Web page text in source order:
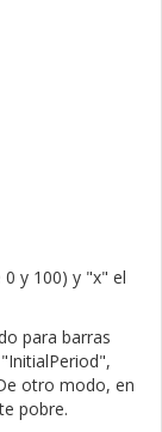
y 100) y "x" el
para barras
otro modo, en
pobre.